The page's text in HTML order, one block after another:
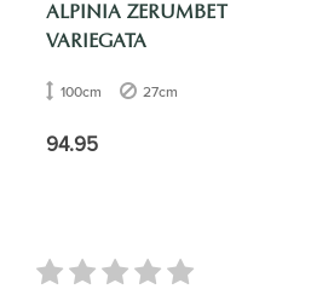
ALPINIA ZERUMBET
VARIEGATA
100cm 27cm
94.95